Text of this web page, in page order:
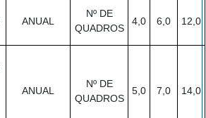
ANUAL
Nº DE
QUADROS
4,0 6,0 12,0
ANUAL
Nº DE
QUADROS
5,0 7,0 14,0